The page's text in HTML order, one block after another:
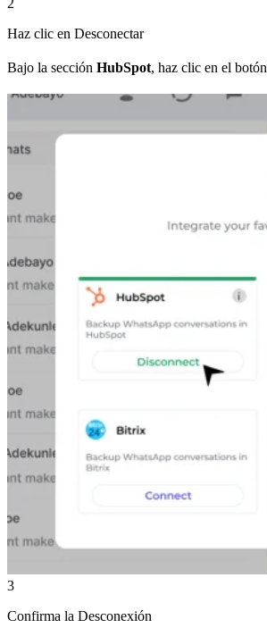
2
Haz clic en Desconectar
Bajo la sección HubSpot, haz clic en el botón
3
Confirma la Desconexión